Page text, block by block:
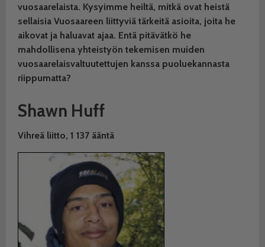
vuosaarelaista. Kysyimme heiltä, mitkä ovat heistä
sellaisia Vuosaareen liittyviä tärkeitä asioita, joita he
aikovat ja haluavat ajaa. Entä pitävätkö he
mahdollisena yhteistyön tekemisen muiden
vuosaarelaisvaltuutettujen kanssa puoluekannasta
riippumatta?
Shawn Huff
Vihreä liitto, 1 137 ääntä